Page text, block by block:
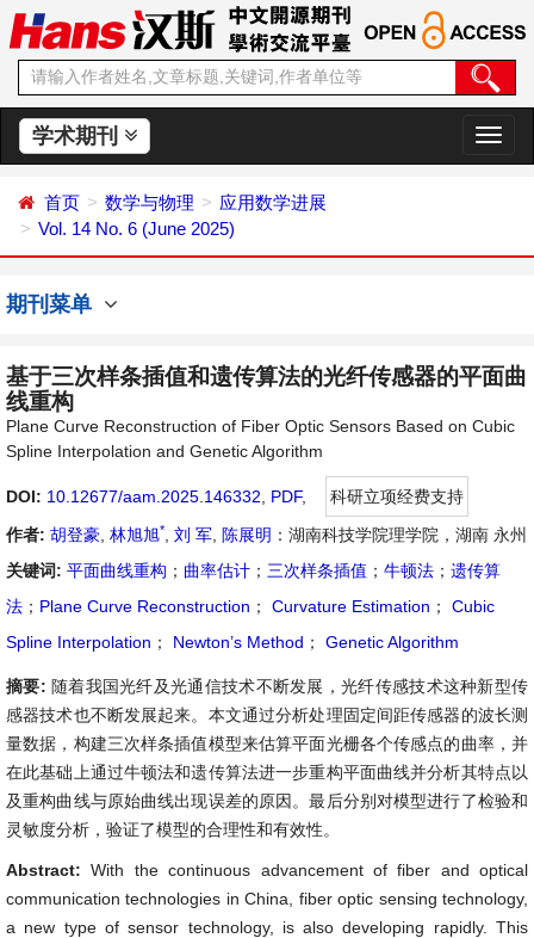
学术期刊
切
换
首页 数学与物理
应用数学进展
Vol. 14 No. 6 (June 2025)
期刊菜单
基于三次样条插值和遗传算法的光纤传感器的平面曲
线重构
Plane Curve Reconstruction of Fiber Optic Sensors Based on Cubic
Spline Interpolation and Genetic Algorithm
DOI: 10.12677/aam.2025.146332 PDF,
科研立项经费支持
作者: 胡登豪 林旭旭* 刘 军 陈展明 ：湖南科技学院理学院，湖南 永州
关键词: 平面曲线重构 ； 曲率估计 ； 三次样条插值 ； 牛顿法 ； 遗传算
法 ； Plane Curve Reconstruction ； Curvature Estimation ；
Cubic
Spline Interpolation ； Newton’s Method ； Genetic Algorithm
摘要: 随着我国光纤及光通信技术不断发展，光纤传感技术这种新型传
感器技术也不断发展起来。本文通过分析处理固定间距传感器的波长测
量数据，构建三次样条插值模型来估算平面光栅各个传感点的曲率，并
在此基础上通过牛顿法和遗传算法进一步重构平面曲线并分析其特点以
及重构曲线与原始曲线出现误差的原因。最后分别对模型进行了检验和
灵敏度分析，验证了模型的合理性和有效性。
Abstract:With the continuous advancement of fiber and optical
communication technologies in China, fiber optic sensing technology,
a new type of sensor technology, is also developing rapidly. This